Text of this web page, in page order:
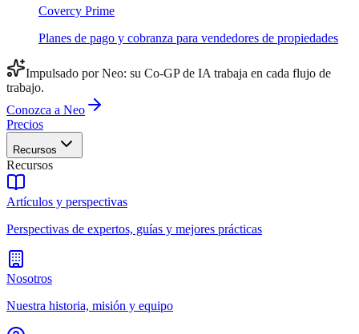
Covercy Prime
Planes de pago y cobranza para vendedores de propiedades
Impulsado por Neo: su Co-GP de IA trabaja en cada flujo de
trabajo.
Conozca a Neo
Precios
Recursos
Recursos
Artículos y perspectivas
Perspectivas de expertos, guías y mejores prácticas
Nosotros
Nuestra historia, misión y equipo